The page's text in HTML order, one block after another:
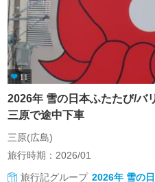
11
2026年 雪の日本ふたたび/バ
三原で途中下車
三原(広島)
旅行時期：2026/01
旅行記グループ 2026年 雪の